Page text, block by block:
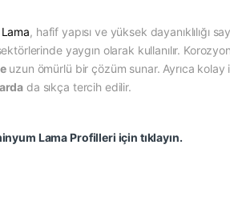
Lama, hafif yapısı ve yüksek dayanıklılığı
yaygın olarak kullanılır.
uzun ömürlü bir çözüm sunar. Ayrıca kolay
da sıkça tercih edilir.
Lama Profilleri için tıklayın.